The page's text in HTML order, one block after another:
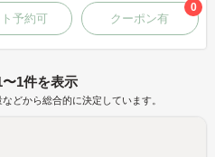
予約可 クーポン有
0
1件を表示
どから総合的に決定しています。